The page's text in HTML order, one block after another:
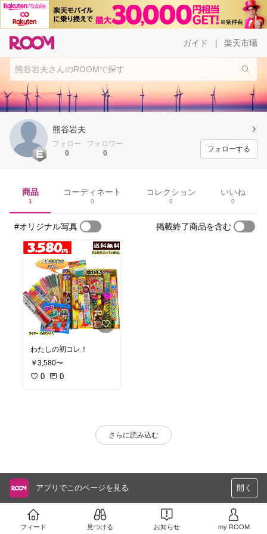
ガイド 楽天市場
熊谷岩夫
フォロー
0
フォロワー
0
フォローする
商品
1
コーディネート
0
コレクション
0
いいね
0
#オリジナル写真 掲載終了商品を含む
わたしの初コレ！
￥3,580〜
0 0
さらに読み込む
アプリでこのページを見る 開く
フィード 見つける お知らせ my ROOM